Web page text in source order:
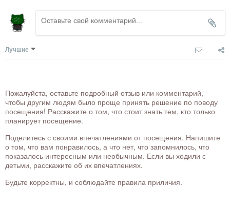
Лучшие
Пожалуйста, оставьте подробный отзыв или комментарий,
чтобы другим людям было проще принять решение по поводу
посещения! Расскажите о том, что стоит знать тем, кто только
планирует посещение.
Поделитесь с своими впечатлениями от посещения. Напишите
о том, что вам понравилось, а что нет, что запомнилось, что
показалось интересным или необычным. Если вы ходили с
детьми, расскажите об их впечатлениях.
Будьте корректны, и соблюдайте правила приличия.